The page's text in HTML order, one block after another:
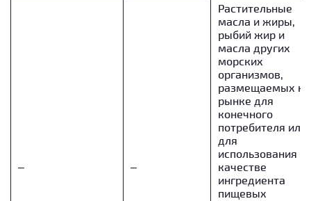
– –
Растительные
масла и жиры,
рыбий жир и
масла других
морских
организмов,
размещаемых на
рынке для
конечного
потребителя или
для
использования в
качестве
ингредиента
пищевых